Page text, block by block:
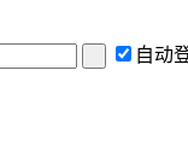
自动